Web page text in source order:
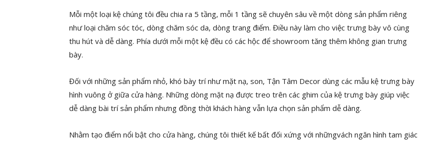
Mỗi một loại kệ chúng tôi đều chia ra 5 tầng, mỗi 1 tầng sẽ chuyên sâu về một dòng sản phẩm riêng
như loại chăm sóc tóc, dòng chăm sóc da, dòng trang điểm. Điều này làm cho việc trưng bày vô cùng
thu hút và dễ dàng. Phía dưới mỗi một kệ đều có các hộc để showroom tăng thêm không gian trưng
bày.
Đối với những sản phẩm nhỏ, khó bày trí như mặt nạ, son, Tận Tâm Decor dùng các mẫu kệ trưng bày
hình vuông ở giữa cửa hàng. Những dòng mặt nạ được treo trên các ghim của kệ trưng bày giúp việc
dễ dàng bài trí sản phẩm nhưng đồng thời khách hàng vẫn lựa chọn sản phẩm dễ dàng.
Nhằm tạo điểm nổi bật cho cửa hàng, chúng tôi thiết kế bất đối xứng với nhữngvách ngăn hình tam giác